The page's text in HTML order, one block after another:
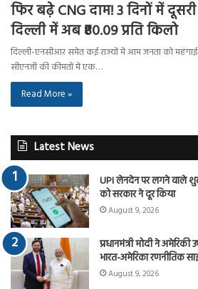
फिर बढ़े CNG दाम! 3 दिनों में
दिल्ली में अब ₹80.09 प्रति किलो
दिल्ली-एनसीआर समेत कई राज्यों में आम जनता को
सीएनजी की कीमतों में एक…
Read More »
Latest News
UPI लेनदेन पर लगने
को सरकार ने दूर किया
August 9, 2026
प्रधानमंत्री मोदी ने अमेरिकी
भारत-अमेरिका रणनीतिक
August 9, 2026